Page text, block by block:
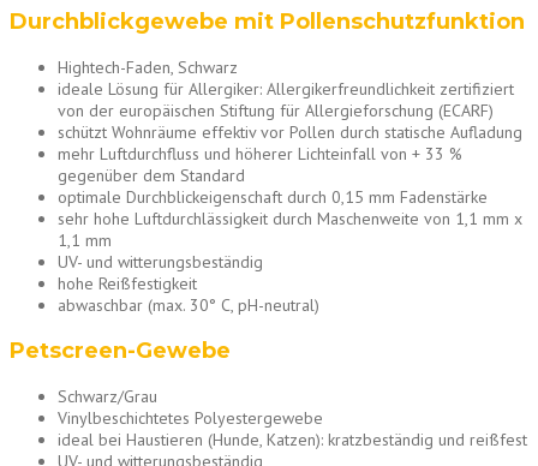
Durchblickgewebe mit Pollenschutzfunktion
Hightech-Faden, Schwarz
ideale Lösung für Allergiker: Allergikerfreundlichkeit zertifiziert
von der europäischen Stiftung für Allergieforschung (ECARF)
schützt Wohnräume effektiv vor Pollen durch statische Aufladung
mehr Luftdurchfluss und höherer Lichteinfall von + 33 %
gegenüber dem Standard
optimale Durchblickeigenschaft durch 0,15 mm Fadenstärke
sehr hohe Luftdurchlässigkeit durch Maschenweite von 1,1 mm x
1,1 mm
UV- und witterungsbeständig
hohe Reißfestigkeit
abwaschbar (max. 30° C, pH-neutral)
Petscreen-Gewebe
Schwarz/Grau
Vinylbeschichtetes Polyestergewebe
ideal bei Haustieren (Hunde, Katzen): kratzbeständig und reißfest
UV- und witterungsbeständig